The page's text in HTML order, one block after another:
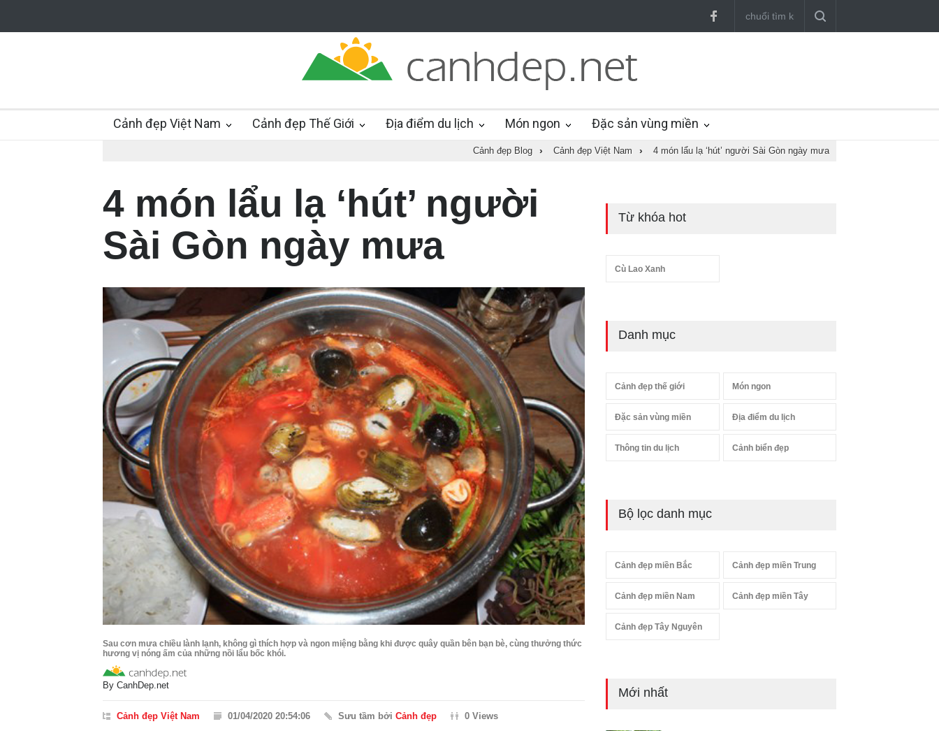
Cảnh đẹp Việt Nam Cảnh đẹp Thế Giới Địa điểm du lịch Món ngon Đặc sản vùng miền
Cảnh đẹp Blog › Cảnh đẹp Việt Nam › 4 món lẩu lạ ‘hút’ người Sài Gòn ngày mưa
4 món lẩu lạ ‘hút’ người
Sài Gòn ngày mưa
Sau cơn mưa chiều lành lạnh, không gì thích hợp và ngon miệng bằng khi được quây quần bên bạn bè, cùng thưởng thức
hương vị nóng ấm của những nồi lẩu bốc khói.
By CanhDep.net
Cảnh đẹp Việt Nam 01/04/2020 20:54:06 Sưu tầm bởi Cảnh đẹp 0 Views
Từ khóa hot
Cù Lao Xanh
Danh mục
Cảnh đẹp thế giới Món ngon
Đặc sản vùng miền Địa điểm du lịch
Thông tin du lịch Cảnh biển đẹp
Bộ lọc danh mục
Cảnh đẹp miền Bắc Cảnh đẹp miền Trung
Cảnh đẹp miền Nam Cảnh đẹp miền Tây
Cảnh đẹp Tây Nguyên
Mới nhất